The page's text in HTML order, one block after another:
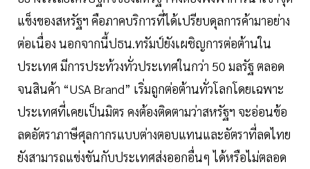
แข็งของสหรัฐฯ คือภาคบริการที่ได้เปรียบดุลการค้ามาอย่าง
ต่อเนื่อง นอกจากนี้ปธน.ทรัมป์ยังเผชิญการต่อต้านใน
ประเทศ มีการประท้วงทั่วประเทศในกว่า 50 มลรัฐ ตลอด
จนสินค้า “USA Brand” เริ่มถูกต่อต้านทั่วโลกโดยเฉพาะ
ประเทศที่เคยเป็นมิตร คงต้องติดตามว่าสหรัฐฯ จะอ่อนข้อ
ลดอัตราภาษีศุลกากรแบบต่างตอบแทนและอัตราที่ลดไทย
ยังสามารถแข่งขันกับประเทศส่งออกอื่นๆ ได้หรือไม่ตลอด